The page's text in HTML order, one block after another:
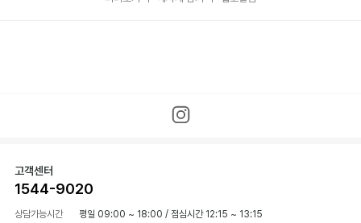
고객센터
1544-9020
상담가능시간 평일 09:00 ~ 18:00 / 점심시간 12:15 ~ 13:15